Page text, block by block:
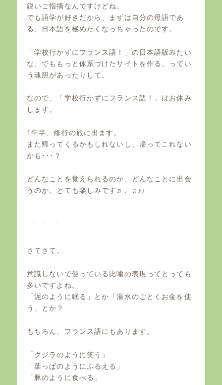
鋭いご指摘なんですけどね。
でも語学が好きだから、まずは自分の母語であ
る、日本語を極めたくなっちゃったのです。
「学校行かずにフランス語！」の日本語版みたい
な、でももっと体系づけたサイトを作る、ってい
う魂胆があったりして。
なので、「学校行かずにフランス語！」はお休み
します。
1年半、修行の旅に出ます。
また帰ってくるかもしれないし、帰ってこれない
かも･･･？
どんなことを覚えられるのか、どんなことに出会
うのか、とても楽しみです♬♩♫♪♩
さてさて。
意識しないで使っている比喩の表現ってとっても
多いですよね。
「泥のように眠る」とか「湯水のごとくお金を使
う」とか？
もちろん、フランス語にもあります。
「クジラのように笑う」
「葉っぱのようにふるえる」
「豚のように食べる」